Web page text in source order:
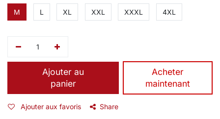
M L XL XXL XXXL 4XL
Ajouter au
panier
​Acheter
maintenant
Ajouter aux favoris Share